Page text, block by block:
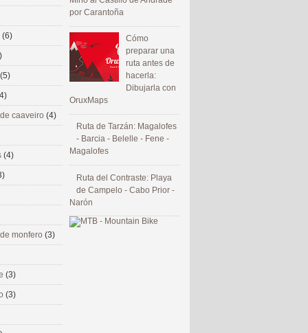
por Carantoña
Cómo
preparar una
ruta antes de
hacerla:
Dibujarla con
OruxMaps
Ruta de Tarzán: Magalofes
- Barcia - Belelle - Fene -
Magalofes
Ruta del Contraste: Playa
de Campelo - Cabo Prior -
Narón
(6)
(5)
caaveiro (4)
(4)
monfero (3)
(3)
(3)